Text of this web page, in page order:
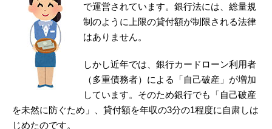
で運営されています。銀行法には、総量規
制のように上限の貸付額が制限される法律
はありません。
しかし近年では、銀行カードローン利用者
（多重債務者）による「自己破産」が増加
しています。そのため銀行でも「自己破産
を未然に防ぐため」、貸付額を年収の3分の1程度に自粛しは
じめたのです。